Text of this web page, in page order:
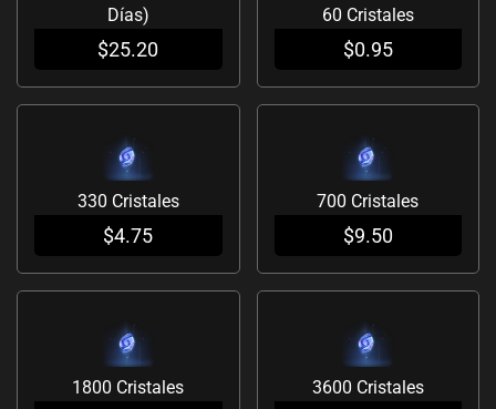
Días)
$25.20
60 Cristales
$0.95
330 Cristales
$4.75
700 Cristales
$9.50
1800 Cristales 3600 Cristales